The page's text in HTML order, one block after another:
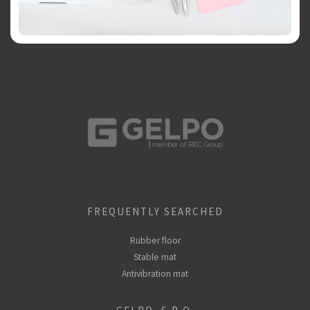
FREQUENTLY SEARCHED
Rubber floor
Stable mat
Antivibration mat